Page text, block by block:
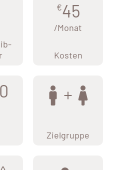
€45
/Monat
Kosten
Zielgruppe